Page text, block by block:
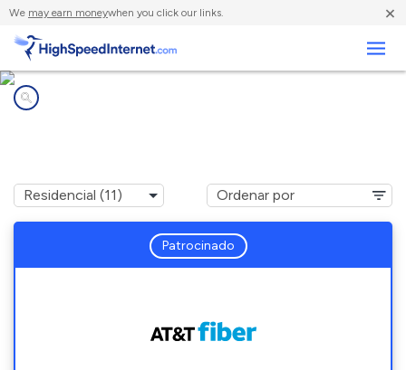
We may earn moneywhen you click our links. ×
Patrocinado